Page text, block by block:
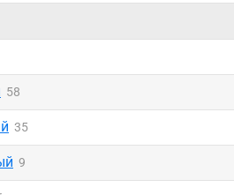
58
35
9